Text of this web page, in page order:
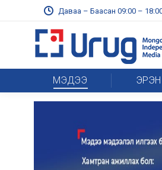
Даваа – Баасан 09:00 –
МЭДЭЭ